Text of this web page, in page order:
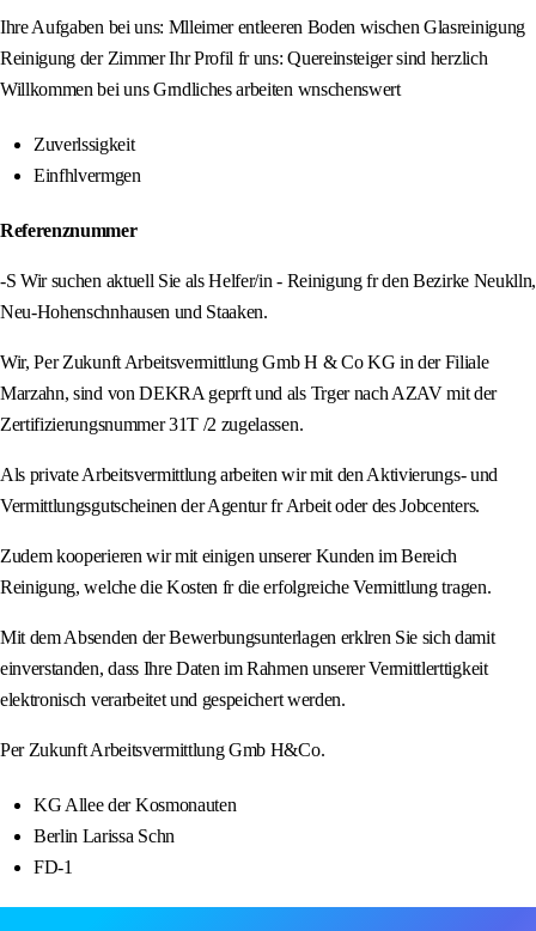
Ihre Aufgaben bei uns: Mlleimer entleeren Boden wischen Glasreinigung
Reinigung der Zimmer Ihr Profil fr uns: Quereinsteiger sind herzlich
Willkommen bei uns Grndliches arbeiten wnschenswert
Zuverlssigkeit
Einfhlvermgen
Referenznummer
-S Wir suchen aktuell Sie als Helfer/in - Reinigung fr den Bezirke Neuklln,
Neu-Hohenschnhausen und Staaken.
Wir, Per Zukunft Arbeitsvermittlung Gmb H & Co KG in der Filiale
Marzahn, sind von DEKRA geprft und als Trger nach AZAV mit der
Zertifizierungsnummer 31T /2 zugelassen.
Als private Arbeitsvermittlung arbeiten wir mit den Aktivierungs- und
Vermittlungsgutscheinen der Agentur fr Arbeit oder des Jobcenters.
Zudem kooperieren wir mit einigen unserer Kunden im Bereich
Reinigung, welche die Kosten fr die erfolgreiche Vermittlung tragen.
Mit dem Absenden der Bewerbungsunterlagen erklren Sie sich damit
einverstanden, dass Ihre Daten im Rahmen unserer Vermittlerttigkeit
elektronisch verarbeitet und gespeichert werden.
Per Zukunft Arbeitsvermittlung Gmb H&Co.
KG Allee der Kosmonauten
Berlin Larissa Schn
FD-1